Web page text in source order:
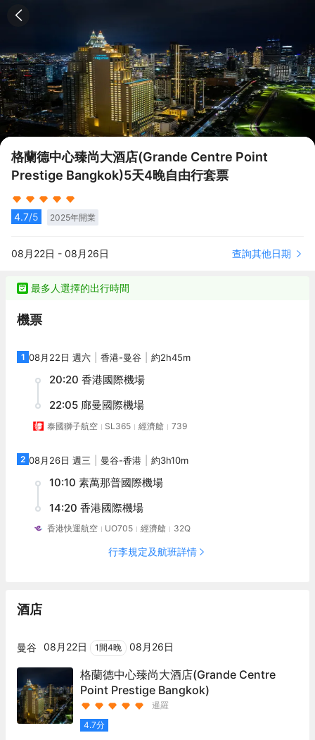
格蘭德中心臻尚大酒店(Grande Centre Point
Prestige Bangkok)5天4晚自由行套票
4.7/5 2025年開業
08月22日 - 08月26日 查詢其他日期
最多人選擇的出行時間
機票
1 08月22日 週六 香港-曼谷 約2h45m
20:20 香港國際機場
22:05 廊曼國際機場
泰國獅子航空 SL365 經濟艙 739
2 08月26日 週三 曼谷-香港 約3h10m
10:10 素萬那普國際機場
14:20 香港國際機場
香港快運航空 UO705 經濟艙 32Q
行李規定及航班詳情
酒店
曼谷 08月22日 1間4晚 08月26日
格蘭德中心臻尚大酒店(Grande Centre
Point Prestige Bangkok)
暹羅
4.7分